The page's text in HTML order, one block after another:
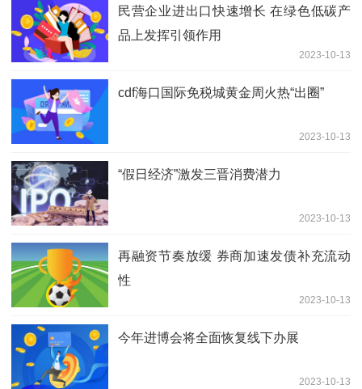
民营企业进出口快速增长 在绿色低碳产
品上发挥引领作用
2023-10-13
cdf海口国际免税城黄金周火热“出圈”
2023-10-13
“假日经济”激发三晋消费潜力
2023-10-13
再融资节奏放缓 券商加速发债补充流动
性
2023-10-13
今年进博会将全面恢复线下办展
2023-10-13